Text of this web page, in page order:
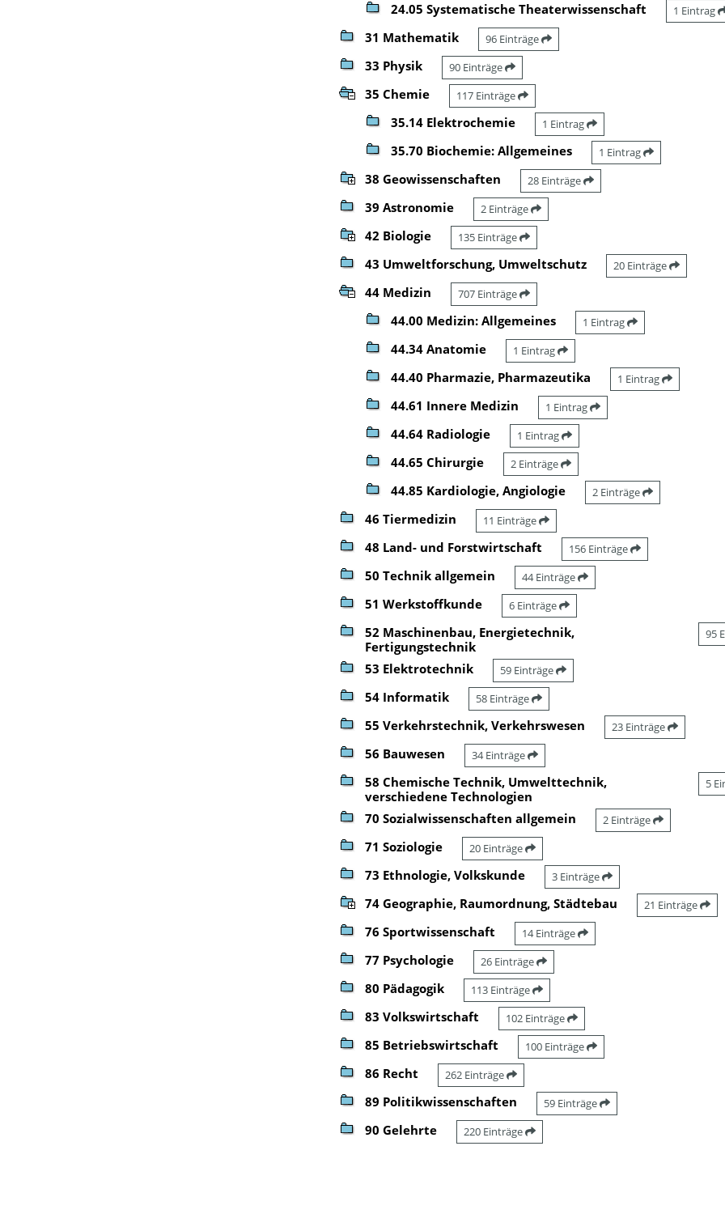
24.05 Systematische Theaterwissenschaft 1 Eintrag
31 Mathematik 96 Einträge
33 Physik 90 Einträge
35 Chemie 117 Einträge
35.14 Elektrochemie 1 Eintrag
35.70 Biochemie: Allgemeines 1 Eintrag
38 Geowissenschaften 28 Einträge
39 Astronomie 2 Einträge
42 Biologie 135 Einträge
43 Umweltforschung, Umweltschutz 20 Einträge
44 Medizin 707 Einträge
44.00 Medizin: Allgemeines 1 Eintrag
44.34 Anatomie 1 Eintrag
44.40 Pharmazie, Pharmazeutika 1 Eintrag
44.61 Innere Medizin 1 Eintrag
44.64 Radiologie 1 Eintrag
44.65 Chirurgie 2 Einträge
44.85 Kardiologie, Angiologie 2 Einträge
46 Tiermedizin 11 Einträge
48 Land- und Forstwirtschaft 156 Einträge
50 Technik allgemein 44 Einträge
51 Werkstoffkunde 6 Einträge
52 Maschinenbau, Energietechnik,
Fertigungstechnik
95
53 Elektrotechnik 59 Einträge
54 Informatik 58 Einträge
55 Verkehrstechnik, Verkehrswesen 23 Einträge
56 Bauwesen 34 Einträge
58 Chemische Technik, Umwelttechnik,
verschiedene Technologien
5
70 Sozialwissenschaften allgemein 2 Einträge
71 Soziologie 20 Einträge
73 Ethnologie, Volkskunde 3 Einträge
74 Geographie, Raumordnung, Städtebau 21 Einträge
76 Sportwissenschaft 14 Einträge
77 Psychologie 26 Einträge
80 Pädagogik 113 Einträge
83 Volkswirtschaft 102 Einträge
85 Betriebswirtschaft 100 Einträge
86 Recht 262 Einträge
89 Politikwissenschaften 59 Einträge
90 Gelehrte 220 Einträge